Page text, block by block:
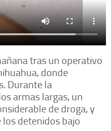
tras un operativo
donde
Durante la
armas largas, un
de droga, y
detenidos bajo